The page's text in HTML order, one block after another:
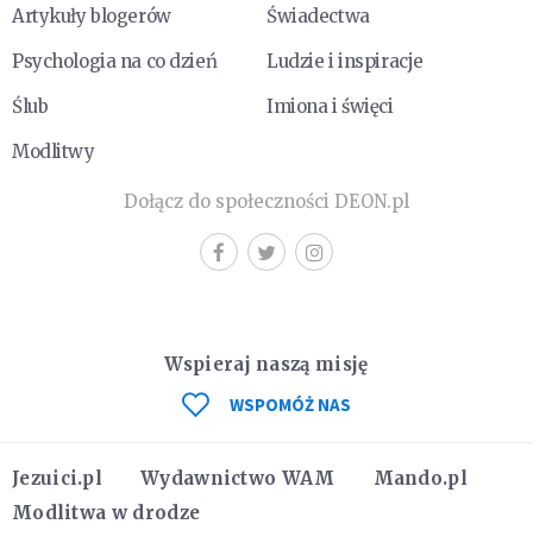
Artykuły blogerów
Świadectwa
Psychologia na co dzień
Ludzie i inspiracje
Ślub
Imiona i święci
Modlitwy
Dołącz do społeczności DEON.pl
Jezuici.pl Wydawnictwo WAM
Mando.pl
Modlitwa w drodze
Wspieraj naszą misję
WSPOMÓŻ NAS